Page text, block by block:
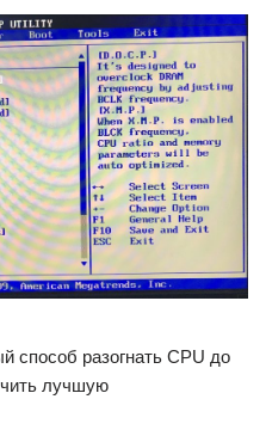
способ разогнать CPU до
лучшую